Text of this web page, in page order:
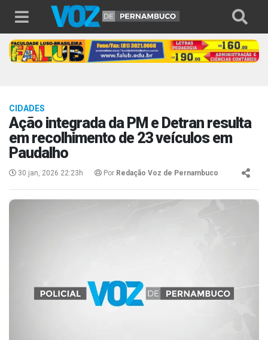
CIDADES
Ação integrada da PM e Detran resulta
em recolhimento de 23 veículos em
Paudalho
30 jan, 2026 22:23h Por Redação Voz de Pernambuco